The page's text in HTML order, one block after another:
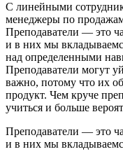
С линейными
менеджеры по
Преподаватели — это
и в них мы
над определенными
Преподаватели могут
важно, потому что их
продукт. Чем круче
учиться и больше
Преподаватели — это
и в них мы